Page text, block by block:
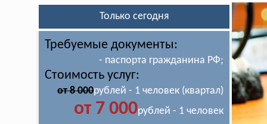
Только сегодня
Требуемые документы:
- паспорта гражданина РФ;
Стоимость услуг:
от 8 000рублей - 1 человек (квартал)
от 7 000рублей - 1 человек